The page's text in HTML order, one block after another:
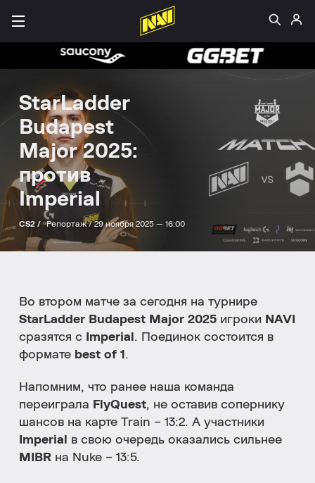
StarLadder
Budapest
Major 2025:
против
Imperial
CS2 / Репортаж /29 ноября 2025 — 16:00
Во втором матче за сегодня на турнире
StarLadder Budapest Major 2025 игроки NAVI
сразятся с
Imperial . Поединок состоится в
формате best of 1 .
Напомним, что ранее наша команда
переиграла FlyQuest, не оставив сопернику
шансов на карте Train – 13:2. А участники
Imperial
в свою очередь оказались сильнее
MIBR на Nuke – 13:5.